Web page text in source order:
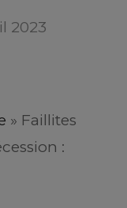
2023
» Faillites
: